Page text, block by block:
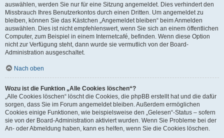
auswählen, werden Sie nur für eine Sitzung angemeldet. Dies verhindert den
Missbrauch Ihres Benutzerkontos durch einen Dritten. Um angemeldet zu
bleiben, können Sie das Kästchen „Angemeldet bleiben“ beim Anmelden
auswählen. Dies ist nicht empfehlenswert, wenn Sie sich an einem öffentlichen
Computer, zum Beispiel in einem Internetcafé, befinden. Wenn diese Option
nicht zur Verfügung steht, dann wurde sie vermutlich von der Board-
Administration ausgeschaltet.
Nach oben
Wozu ist die Funktion „Alle Cookies löschen“?
„Alle Cookies löschen“ löscht die Cookies, die phpBB erstellt hat und die dafür
sorgen, dass Sie im Forum angemeldet bleiben. Außerdem ermöglichen
Cookies einige Funktionen, wie beispielsweise den „Gelesen“-Status – sofern
sie von der Board-Administration aktiviert wurden. Wenn Sie Probleme bei der
An- oder Abmeldung haben, kann es helfen, wenn Sie die Cookies löschen.